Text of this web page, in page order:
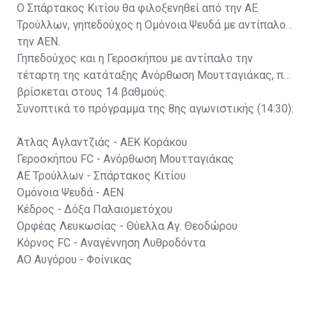
Ο Σπάρτακος Κιτίου θα φιλοξενηθεί από την ΑΕ
Τρούλλων, γηπεδούχος η Ομόνοια Ψευδά με αντίπαλο
την ΑΕΝ.
Γηπεδούχος και η Γεροσκήπου με αντίπαλο την
τέταρτη της κατάταξης Ανόρθωση Μουτταγιάκας, που
βρίσκεται στους 14 βαθμούς.
Συνοπτικά το πρόγραμμα της 8ης αγωνιστικής (14:30):
Άτλας Αγλαντζιάς - ΑΕΚ Κοράκου
Γεροσκήπου FC - Ανόρθωση Μουτταγιάκας
ΑΕ Τρούλλων - Σπάρτακος Κιτίου
Ομόνοια Ψευδά - ΑΕΝ
Κέδρος - Δόξα Παλαιομετόχου
Ορφέας Λευκωσίας - Θύελλα Αγ. Θεοδώρου
Κόρνος FC - Αναγέννηση Λυθροδόντα
ΑΟ Αυγόρου - Φοίνικας